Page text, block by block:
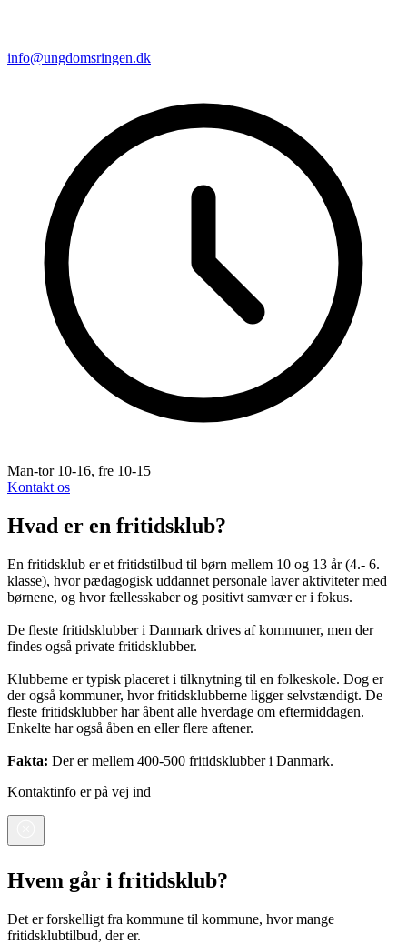
info@ungdomsringen.dk
Man-tor 10-16, fre 10-15
Kontakt os
Hvad er en fritidsklub?
En fritidsklub er et fritidstilbud til børn mellem 10 og 13 år (4.- 6.
klasse), hvor pædagogisk uddannet personale laver aktiviteter med
børnene, og hvor fællesskaber og positivt samvær er i fokus.
De fleste fritidsklubber i Danmark drives af kommuner, men der
findes også private fritidsklubber.
Klubberne er typisk placeret i tilknytning til en folkeskole. Dog er
der også kommuner, hvor fritidsklubberne ligger selvstændigt. De
fleste fritidsklubber har åbent alle hverdage om eftermiddagen.
Enkelte har også åben en eller flere aftener.
Fakta: Der er mellem 400-500 fritidsklubber i Danmark.
Kontaktinfo er på vej ind
Hvem går i fritidsklub?
Det erforskelligt fra kommune til kommune, hvor mange
fritidsklubtilbud, der er.